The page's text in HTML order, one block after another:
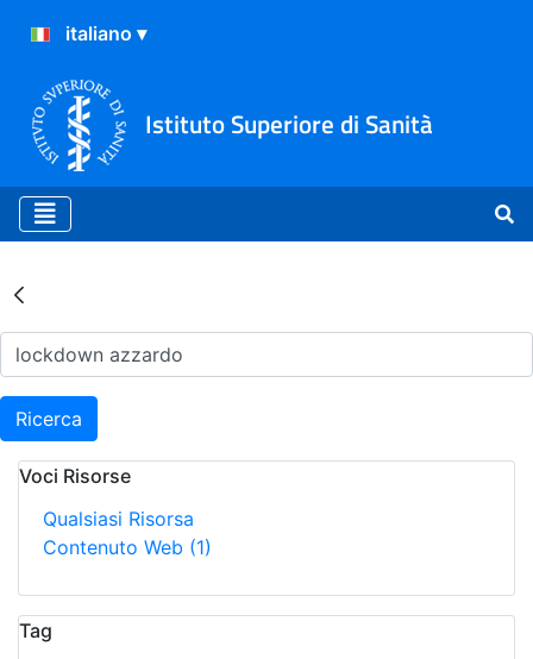
Istituto Superiore di Sanità
Risultati della Ricerca -
Ricerca
Voci Risorse
Qualsiasi Risorsa
Contenuto Web (1)
Tag